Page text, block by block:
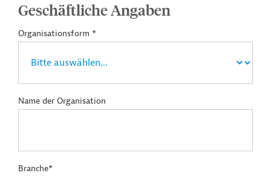
Geschäftliche Angaben
Organisationsform *
Name der Organisation
Branche*